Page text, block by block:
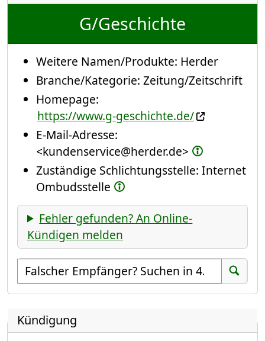
G/Geschichte
Weitere Namen/Produkte: Herder
Branche/Kategorie: Zeitung/Zeitschrift
Homepage:
https://www.g-geschichte.de/
E-Mail-Adresse:
<kundenservice@herder.de>
Zuständige Schlichtungsstelle: Internet
Ombudsstelle
Fehler gefunden? An Online-
Kündigen melden
Empfänger suchen
Suchen
Kündigung